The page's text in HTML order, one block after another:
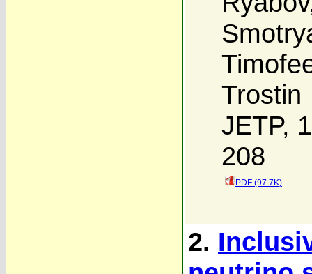
Trostin
JETP,
208
PDF (97.7K)
2.